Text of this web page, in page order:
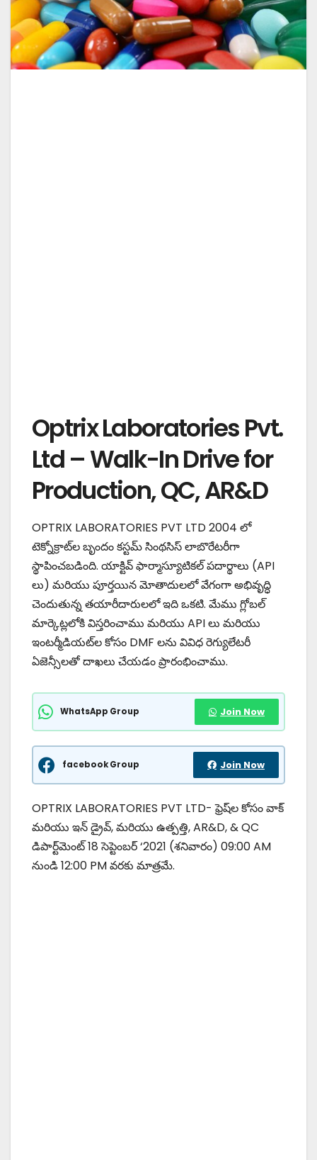
Optrix Laboratories Pvt.
Ltd – Walk-In Drive for
Production, QC, AR&D
OPTRIX LABORATORIES PVT LTD 2004 లో
టెక్నోక్రాట్‌ల బృందం కస్టమ్ సింథసిస్ లాబొరేటరీగా
స్థాపించబడింది. యాక్టివ్ ఫార్మాస్యూటికల్ పదార్థాలు (API
లు) మరియు పూర్తయిన మోతాదులలో వేగంగా అభివృద్ధి
చెందుతున్న తయారీదారులలో ఇది ఒకటి. మేము గ్లోబల్
మార్కెట్లలోకి విస్తరించాము మరియు API లు మరియు
ఇంటర్మీడియట్‌ల కోసం DMF లను వివిధ రెగ్యులేటరీ
ఏజెన్సీలతో దాఖలు చేయడం ప్రారంభించాము.
WhatsApp Group Join Now
facebook Group Join Now
OPTRIX LABORATORIES PVT LTD- ఫ్రెష్‌ల కోసం వాక్
మరియు ఇన్ డ్రైవ్, మరియు ఉత్పత్తి, AR&D, & QC
డిపార్ట్‌మెంట్ 18 సెప్టెంబర్ ‘2021 (శనివారం) 09:00 AM
నుండి 12:00 PM వరకు మాత్రమే.